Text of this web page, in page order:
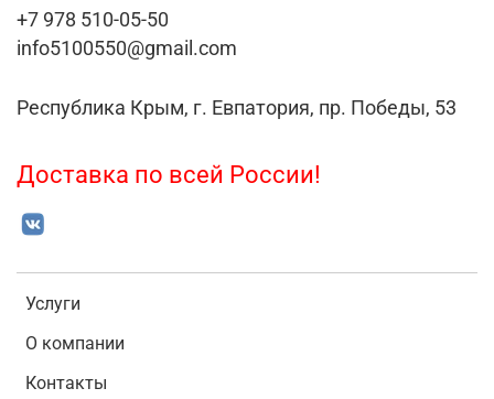
Услуги
О компании
Контакты
+7 978 510-05-50
info5100550@gmail.com
Республика Крым, г. Евпатория, пр. Победы, 53
Доставка по всей России!